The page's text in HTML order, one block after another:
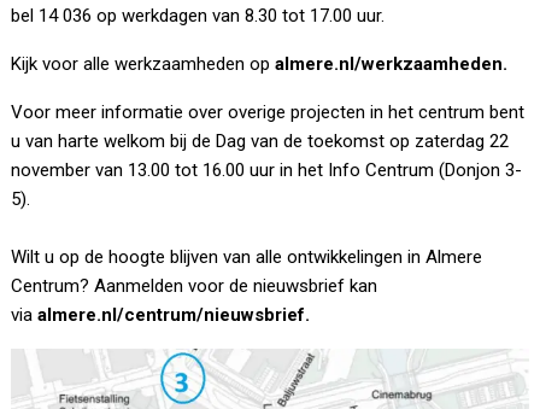
bel 14 036 op werkdagen van 8.30 tot 17.00 uur.
Kijk voor alle werkzaamheden opalmere.nl/werkzaamheden.
Voor meer informatie over overige projecten in het centrum bent
u van harte welkom bij de Dag van de toekomst op zaterdag 22
november van 13.00 tot 16.00 uur in het Info Centrum (Donjon 3-
5).
Wilt u op de hoogte blijven van alle ontwikkelingen in Almere
Centrum? Aanmelden voor de nieuwsbrief kan
viaalmere.nl/centrum/nieuwsbrief.